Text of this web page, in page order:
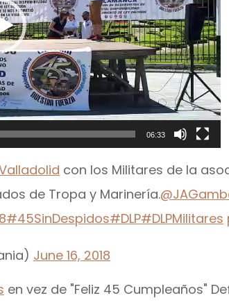
06:33
con los Militares de la
de Tropa y Marinería.
#45SinDespidos#DLP#DLPMilitares
June 16, 2018
en vez de "Feliz 45 Cumpleaños"